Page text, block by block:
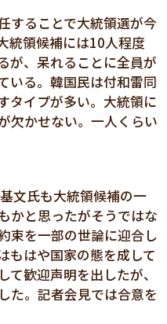
することで大統領選が今
統領候補には10人程度
が、呆れることに全員が
いる。韓国民は付和雷同
タイプが多い。大統領に
欠かせない。一人くらい
文氏も大統領候補の一
かと思ったがそうではな
束を一部の世論に迎合し
もはや国家の態を成して
歓迎声明を出したが、
た。記者会見では合意を